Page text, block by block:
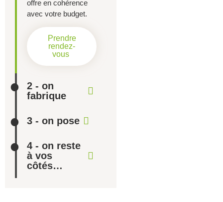
offre en cohérence
avec votre budget.
Prendre
rendez-
vous
2 - on
fabrique
3 - on pose
4 - on reste
à vos
côtés…